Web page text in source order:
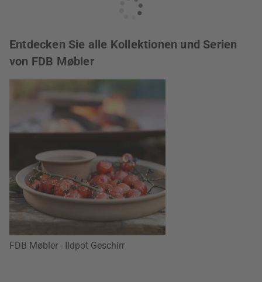
Entdecken Sie alle Kollektionen und Serien
von FDB Møbler
FDB Møbler - Ildpot Geschirr